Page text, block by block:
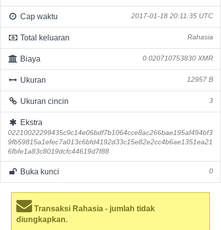
Cap waktu 2017-01-18 20:11:35 UTC
Total keluaran Rahasia
Biaya 0.020710753830 XMR
Ukuran 12957 B
Ukuran cincin 3
Ekstra
02210022299435c9c14e06bdf7b1064cce8ac266bae195af494bf3
9fb59815a1efec7a013c6bfd4192d33c15e82e2cc4b6ae1351ea21
6fbfe1a83c8019dcfc44619d7f88
Buka kunci 0
Transaksi Rahasia - jumlah tidak
diungkapkan.